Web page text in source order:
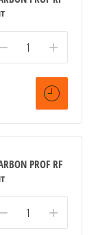
− +
PROF RF
− +